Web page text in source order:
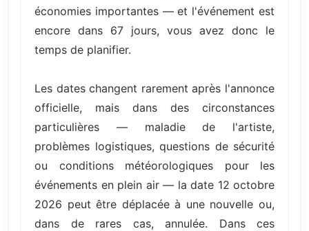
économies importantes — et l'événement est
encore dans 67 jours, vous avez donc le
temps de planifier.
Les dates changent rarement après l'annonce
officielle, mais dans des circonstances
particulières — maladie de l'artiste,
problèmes logistiques, questions de sécurité
ou conditions météorologiques pour les
événements en plein air — la date 12 octobre
2026 peut être déplacée à une nouvelle ou,
dans de rares cas, annulée. Dans ces